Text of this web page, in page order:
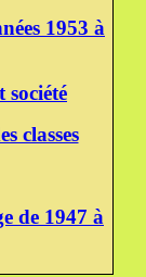
1953 à
société
classes
de 1947 à